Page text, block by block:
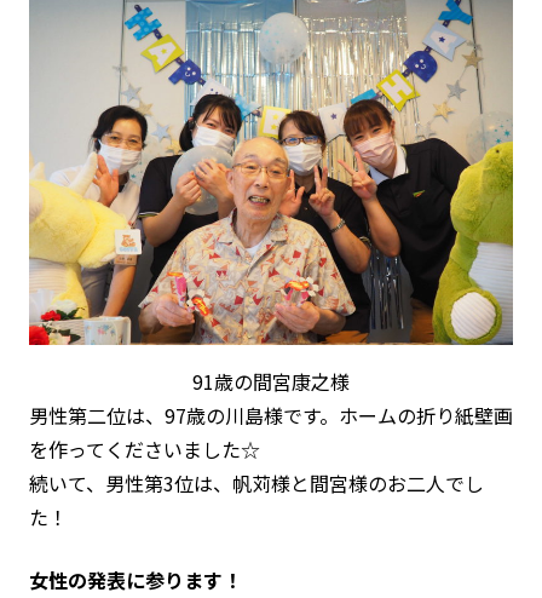
91歳の間宮康之様
男性第二位は、97歳の川島様です。ホームの折り紙壁画
を作ってくださいました☆
続いて、男性第3位は、 帆苅様と間宮様のお二人でし
た！
女性の発表に参ります！